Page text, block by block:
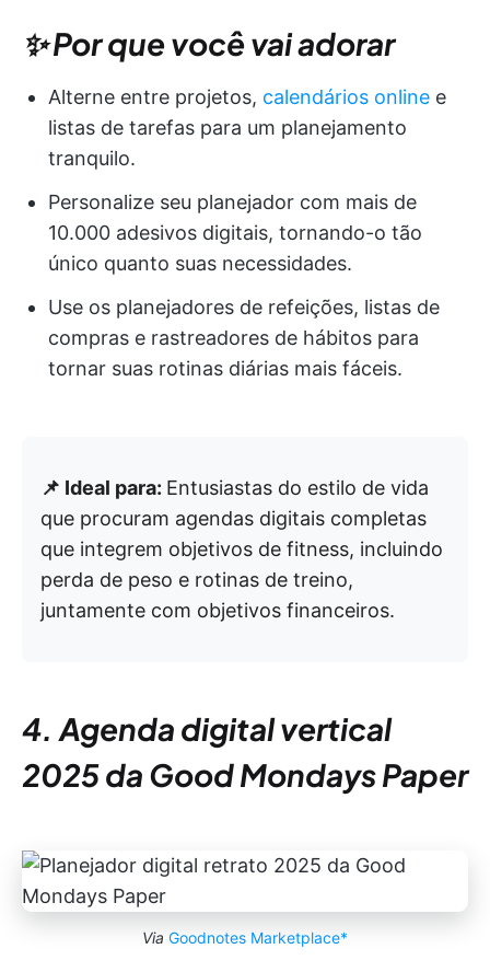
✨ Por que você vai adorar
Alterne entre projetos, calendários online e
listas de tarefas para um planejamento
tranquilo.
Personalize seu planejador com mais de
10.000 adesivos digitais, tornando-o tão
único quanto suas necessidades.
Use os planejadores de refeições, listas de
compras e rastreadores de hábitos para
tornar suas rotinas diárias mais fáceis.
📌 Ideal para: Entusiastas do estilo de vida
que procuram agendas digitais completas
que integrem objetivos de fitness, incluindo
perda de peso e rotinas de treino,
juntamente com objetivos financeiros.
4. Agenda digital vertical
2025 da Good Mondays Paper
Via Goodnotes Marketplace*